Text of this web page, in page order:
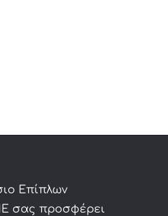
Επίπλων
σας προσφέρει